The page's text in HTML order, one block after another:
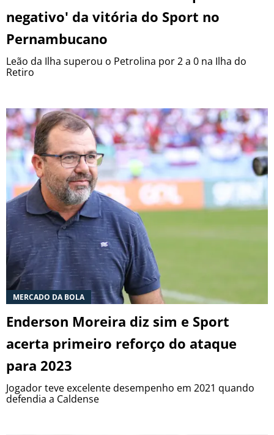
negativo' da vitória do Sport no
Pernambucano
Leão da Ilha superou o Petrolina por 2 a 0 na Ilha do
Retiro
MERCADO DA BOLA
Enderson Moreira diz sim e Sport
acerta primeiro reforço do ataque
para 2023
Jogador teve excelente desempenho em 2021 quando
defendia a Caldense